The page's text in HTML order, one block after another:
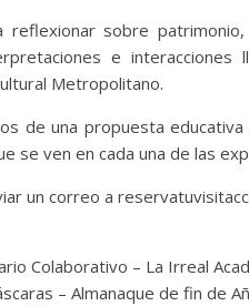
reflexionar sobre
e
Metropolitano.
de una propuesta
se ven en cada una de las
un correo a
Colaborativo – La Irreal
– Almanaque de fin de